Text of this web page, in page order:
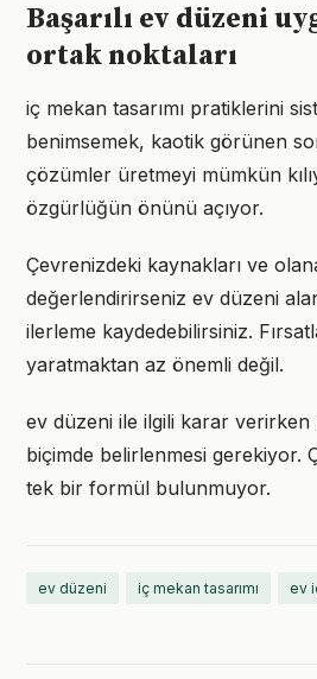
Başarılı ev düzeni
ortak noktaları
iç mekan tasarımı pratiklerini
benimsemek, kaotik görünen
çözümler üretmeyi mümkün
özgürlüğün önünü açıyor.
Çevrenizdeki kaynakları ve
değerlendirirseniz ev düzeni
ilerleme kaydedebilirsiniz.
yaratmaktan az önemli değil.
ev düzeni ile ilgili karar verirken
biçimde belirlenmesi gerekiyor.
tek bir formül bulunmuyor.
ev düzeni iç mekan tasarımı ev